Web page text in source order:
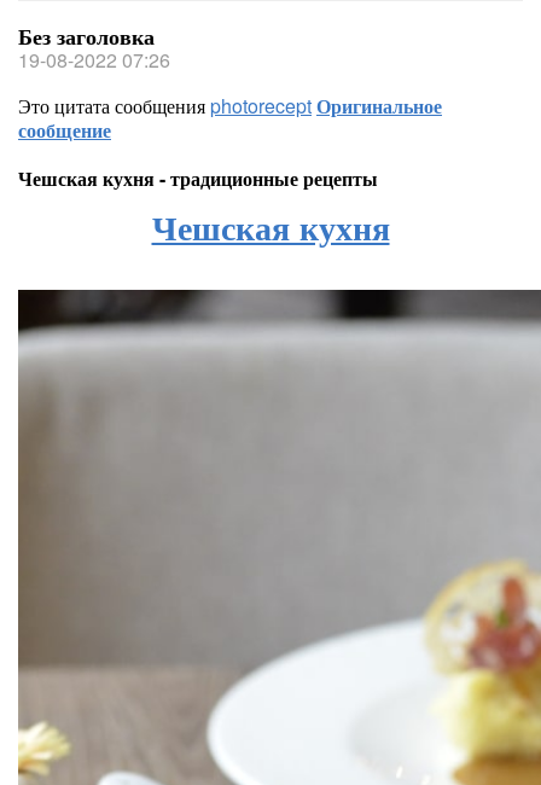
Без заголовка
19-08-2022 07:26
Это цитата сообщенияphotoreceptОригинальное
сообщение
Чешская кухня - традиционные рецепты
Чешская кухня